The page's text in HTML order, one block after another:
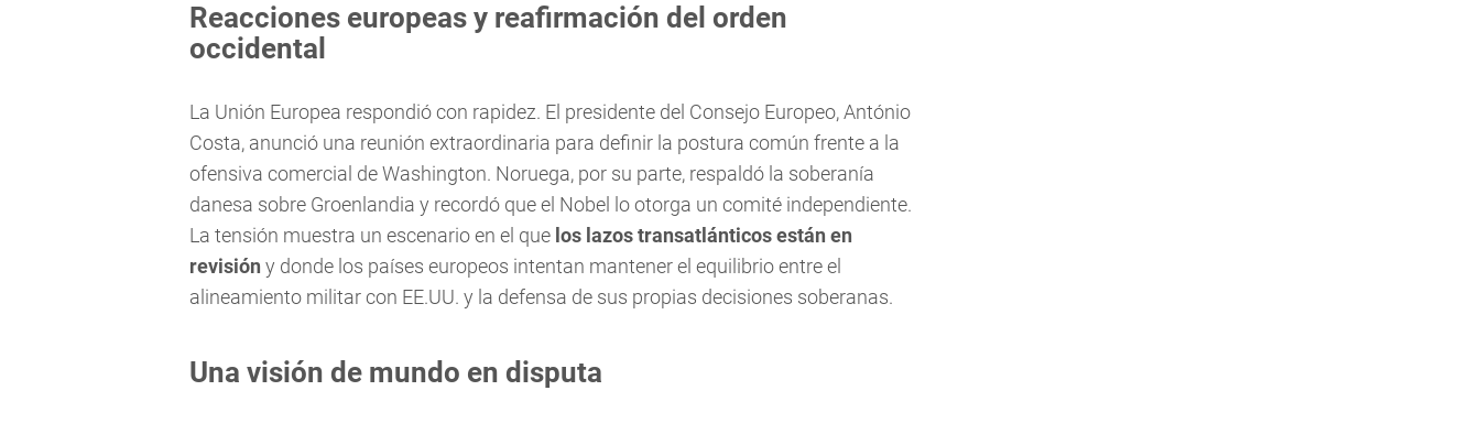
Reacciones europeas y reafirmación del orden
occidental
La Unión Europea respondió con rapidez. El presidente del Consejo Europeo, António
Costa, anunció una reunión extraordinaria para definir la postura común frente a la
ofensiva comercial de Washington. Noruega, por su parte, respaldó la soberanía
danesa sobre Groenlandia y recordó que el Nobel lo otorga un comité independiente.
La tensión muestra un escenario en el que los lazos transatlánticos están en
revisión y donde los países europeos intentan mantener el equilibrio entre el
alineamiento militar con EE.UU. y la defensa de sus propias decisiones soberanas.
Una visión de mundo en disputa